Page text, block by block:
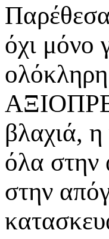
Παρέθεσα
όχι μόνο
ολόκληρη
βλαχιά,
όλα στην
στην